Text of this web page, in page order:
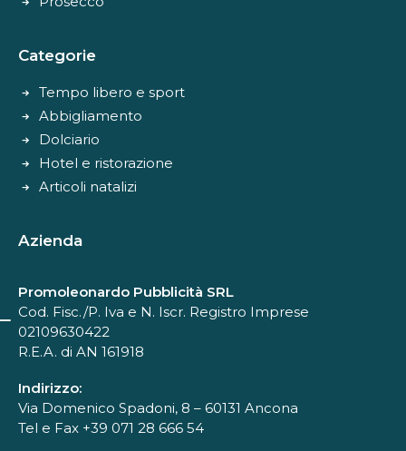
Categorie
Tempo libero e sport
Abbigliamento
Dolciario
Hotel e ristorazione
Articoli natalizi
Azienda
Promoleonardo Pubblicità SRL
Cod. Fisc./P. Iva e N. Iscr. Registro Imprese
02109630422
R.E.A. di AN 161918
Indirizzo:
Via Domenico Spadoni, 8 – 60131 Ancona
Tel e Fax +39 071 28 666 54